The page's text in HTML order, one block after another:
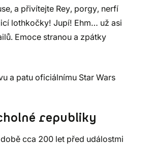
a přivítejte Rey, porgy, nerfí
lothkočky! Jupí! Ehm… už asi
Emoce stranou a zpátky
a patu oficiálnímu Star Wars
republiky
cca 200 let před událostmi